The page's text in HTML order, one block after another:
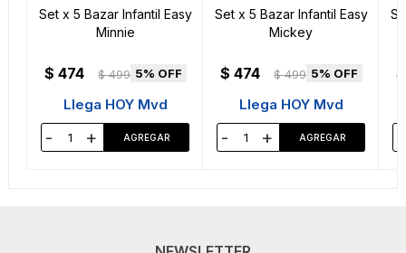
Set x 5 Bazar Infantil Easy
Minnie
$ 474 $ 499 5
Llega HOY Mvd
- +
Set x 5 Bazar Infantil Easy
Mickey
$ 474 $ 499 5
Llega HOY Mvd
- +
$